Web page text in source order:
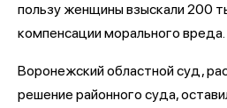
пользу женщины взыскали 200
компенсации морального вреда.
Воронежский областной суд,
решение районного суда,